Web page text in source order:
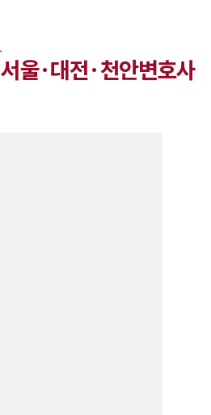
서울·대전·천안변호사